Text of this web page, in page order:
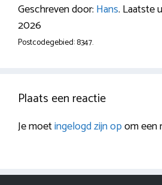
Geschreven door: Hans. Laatste
2026
Postcodegebied: 8347.
Plaats een reactie
Je moetingelogd zijn opom een